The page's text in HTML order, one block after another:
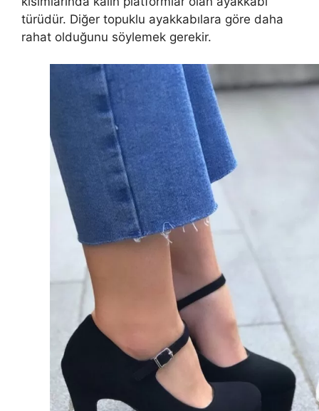
türüdür. Diğer topuklu ayakkabılara göre daha
rahat olduğunu söylemek gerekir.